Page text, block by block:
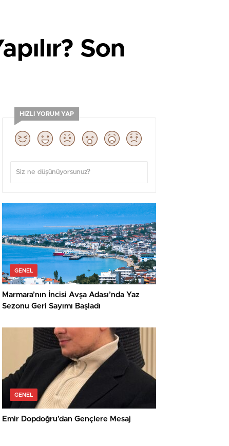
Son
HIZLI YORUM YAP
GENEL
Marmara’nın İncisi Avşa Adası’nda Yaz
Sezonu Geri Sayımı Başladı
GENEL
Emir Dopdoğru’dan Gençlere Mesaj